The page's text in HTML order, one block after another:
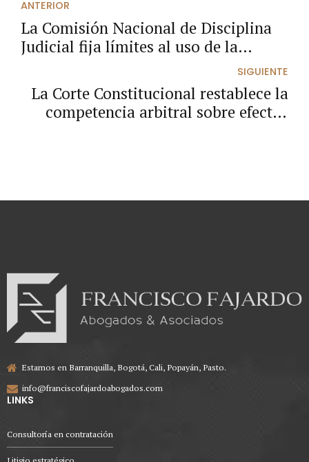
ANTERIOR
La Comisión Nacional de Disciplina
Judicial fija límites al uso de la
decisiones judiciales
SIGUIENTE
La Corte Constitucional restablece la
competencia arbitral sobre efectos
Estamos en Barranquilla, Bogotá, Cali, Popayán, Pasto.
info@franciscofajardoabogados.com
LINKS
Consultoría en contratación